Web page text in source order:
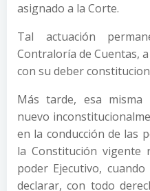
asignado a la Corte.
Tal actuación
Contraloría de Cuentas,
con su deber
Más tarde, esa
nuevo
en la conducción de las
la Constitución vigente
poder Ejecutivo,
declarar, con todo